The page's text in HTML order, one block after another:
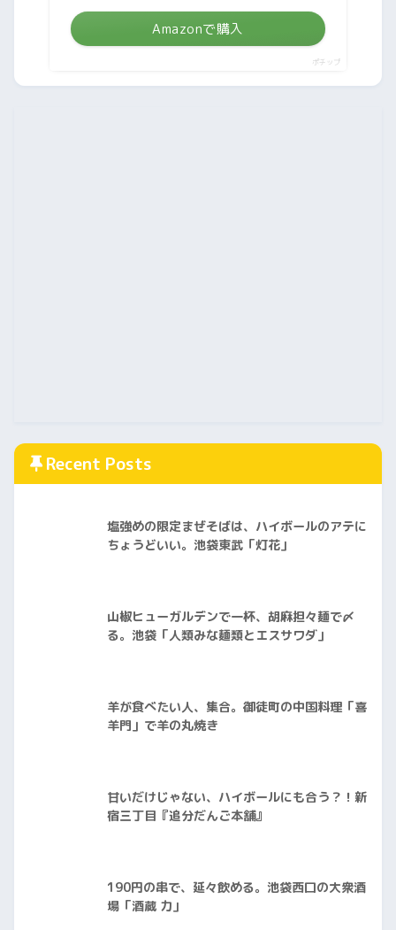
Amazonで購入
ポチップ
Recent Posts
塩強めの限定まぜそばは、ハイボールのアテに
ちょうどいい。池袋東武「灯花」
山椒ヒューガルデンで一杯、胡麻担々麺で〆
る。池袋「人類みな麺類とエスサワダ」
羊が食べたい人、集合。御徒町の中国料理「喜
羊門」で羊の丸焼き
甘いだけじゃない、ハイボールにも合う？！新
宿三丁目『追分だんご本舗』
190円の串で、延々飲める。池袋西口の大衆酒
場「酒蔵 力」